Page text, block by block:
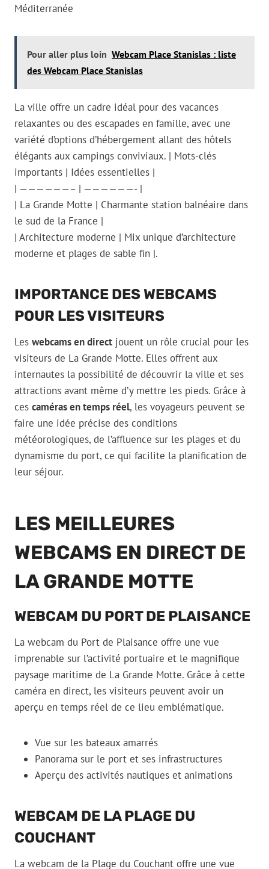
Méditerranée
Pour aller plus loin Webcam Place Stanislas : liste
des Webcam Place Stanislas
La ville offre un cadre idéal pour des vacances
relaxantes ou des escapades en famille, avec une
variété d’options d’hébergement allant des hôtels
élégants aux campings conviviaux. | Mots-clés
importants | Idées essentielles |
| ——————– | ——————- |
| La Grande Motte | Charmante station balnéaire dans
le sud de la France |
| Architecture moderne | Mix unique d’architecture
moderne et plages de sable fin |.
IMPORTANCE DES WEBCAMS
POUR LES VISITEURS
Les webcams en direct jouent un rôle crucial pour les
visiteurs de La Grande Motte. Elles offrent aux
internautes la possibilité de découvrir la ville et ses
attractions avant même d’y mettre les pieds. Grâce à
ces caméras en temps réel, les voyageurs peuvent se
faire une idée précise des conditions
météorologiques, de l’affluence sur les plages et du
dynamisme du port, ce qui facilite la planification de
leur séjour.
LES MEILLEURES
WEBCAMS EN DIRECT DE
LA GRANDE MOTTE
WEBCAM DU PORT DE PLAISANCE
La webcam du Port de Plaisance offre une vue
imprenable sur l’activité portuaire et le magnifique
paysage maritime de La Grande Motte. Grâce à cette
caméra en direct, les visiteurs peuvent avoir un
aperçu en temps réel de ce lieu emblématique.
Vue sur les bateaux amarrés
Panorama sur le port et ses infrastructures
Aperçu des activités nautiques et animations
WEBCAM DE LA PLAGE DU
COUCHANT
La webcam de la Plage du Couchant offre une vue